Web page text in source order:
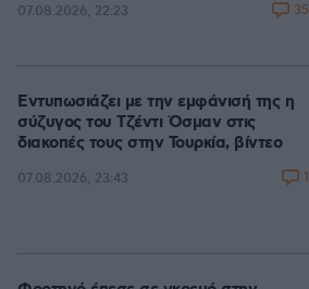
07.08.2026, 22:23 35
Εντυπωσιάζει με την εμφάνισή της η
σύζυγος του Τζέντι Όσμαν στις
διακοπές τους στην Τουρκία, βίντεο
07.08.2026, 23:43 1